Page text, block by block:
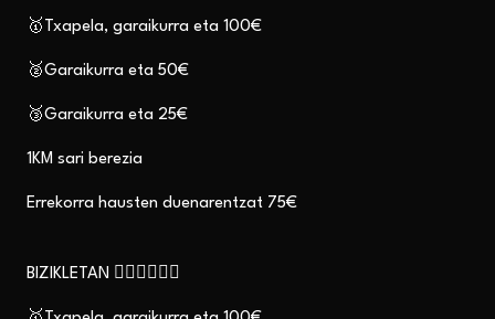
🥇Txapela, garaikurra eta 100€
🥈Garaikurra eta 50€
🥉Garaikurra eta 25€
1KM sari berezia
Errekorra hausten duenarentzat 75€
BIZIKLETAN 🚴🏽‍♂️🚴🏼‍♀️